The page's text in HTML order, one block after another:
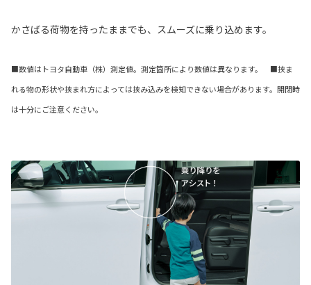
かさばる荷物を持ったままでも、スムーズに乗り込めます。
■数値はトヨタ自動車（株）測定値。測定箇所により数値は異なります。 ■挟ま
れる物の形状や挟まれ方によっては挟み込みを検知できない場合があります。開閉時
は十分にご注意ください。